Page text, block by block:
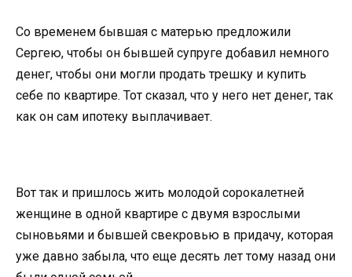
Со временем бывшая с матерью предложили
Сергею, чтобы он бывшей супруге добавил немного
денег, чтобы они могли продать трешку и купить
себе по квартире. Тот сказал, что у него нет денег, так
как он сам ипотеку выплачивает.
Вот так и пришлось жить молодой сорокалетней
женщине в одной квартире с двумя взрослыми
сыновьями и бывшей свекровью в придачу, которая
уже давно забыла, что еще десять лет тому назад они